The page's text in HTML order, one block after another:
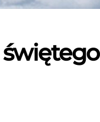
świętego